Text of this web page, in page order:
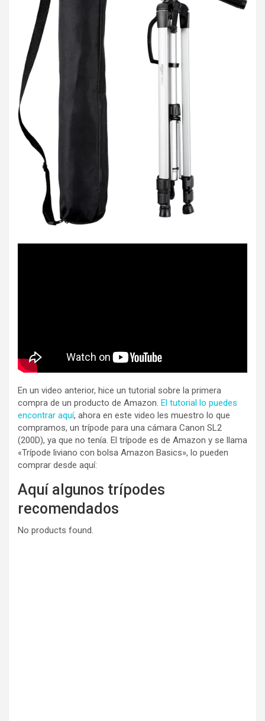
En un video anterior, hice un tutorial sobre la primera
compra de un producto de Amazon. El tutorial lo puedes
encontrar aquí, ahora en este video les muestro lo que
compramos, un trípode para una cámara Canon SL2
(200D), ya que no tenía. El trípode es de Amazon y se llama
«Trípode liviano con bolsa Amazon Basics», lo pueden
comprar desde aquí:
Aquí algunos trípodes
recomendados
No products found.